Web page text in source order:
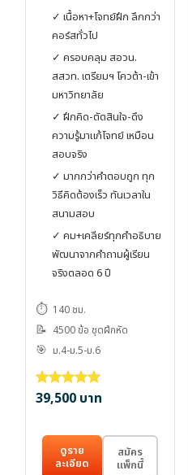
✓ เนื้อหา+โจทย์ฝึก ลึกกว่า
คอร์สทั่วไป
✓ ครอบคลุม สอวน.
สสวท. เตรียมฯ โควต้า-เข้า
มหาวิทยาลัย
✓ ฝึกคิด-ตัดสินใจ-ดึง
ความรู้มาแก้โจทย์ เหมือน
สอบจริง
✓ มากกว่าคำตอบถูก ทุก
วิธีคิดต้องเร็ว ทันเวลาใน
สนามสอบ
✓ คม+เคลียร์ทุกคำอธิบาย
พัฒนาจากคำถามผู้เรียน
จริงตลอด 6 ปี
⏱️ 140 ชม.
📝 4500 ข้อ ชุดฝึกหัด
🎯 ม.4-ม.5-ม.6
ให้คะแนน5.00
39,500 บาท
ดูราย
ละเอียด
สมัคร
แพ็กนี้